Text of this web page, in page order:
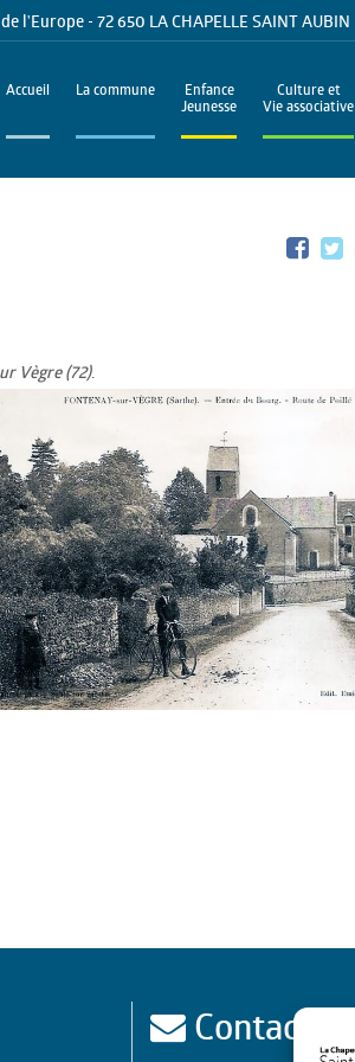
l'Europe - 72 650 LA CHAPELLE SAINT AUBIN
Accueil La commune
Enfance
Jeunesse
Culture et
Vie associative
Vègre (72).
Contact